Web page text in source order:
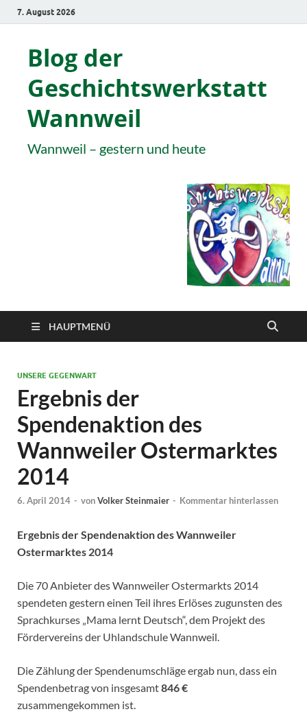
7. August 2026
Blog der
Geschichtswerkstatt
Wannweil
Wannweil – gestern und heute
HAUPTMENÜ
UNSERE GEGENWART
Ergebnis der
Spendenaktion des
Wannweiler Ostermarktes
2014
6. April 2014 - vonVolker Steinmaier - Kommentar hinterlassen
Ergebnis der Spendenaktion des Wannweiler
Ostermarktes 2014
Die 70 Anbieter des Wannweiler Ostermarkts 2014
spendeten gestern einen Teil ihres Erlöses zugunsten des
Sprachkurses „Mama lernt Deutsch“, dem Projekt des
Fördervereins der Uhlandschule Wannweil.
Die Zählung der Spendenumschläge ergab nun, dass ein
Spendenbetrag von insgesamt846 €
zusammengekommen ist.